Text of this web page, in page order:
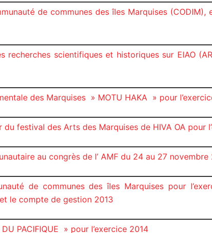
de communes des îles Marquises (CODIM),
scientifiques et historiques sur EIAO
des Marquises » MOTU HAKA » pour
festival des Arts des Marquises de HIVA OA pour
au congrès de l’ AMF du 24 au 27 novembre
de communes des îles Marquises pour
le compte de gestion 2013
PACIFIQUE » pour l’exercice 2014